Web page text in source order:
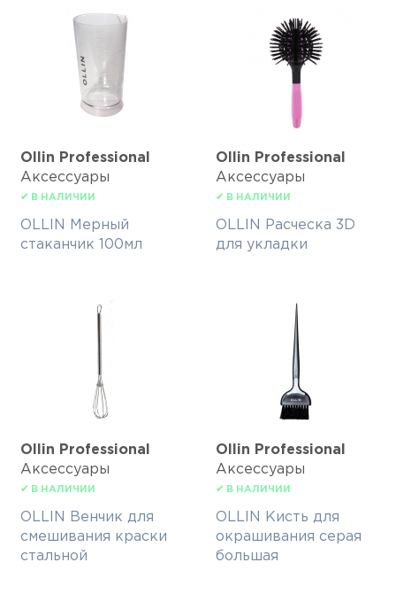
Ollin Professional
Аксессуары
✔ В НАЛИЧИИ
OLLIN Мерный
стаканчик 100мл
Ollin Professional
Аксессуары
✔ В НАЛИЧИИ
OLLIN Расческа 3D
для укладки
Ollin Professional
Аксессуары
✔ В НАЛИЧИИ
OLLIN Венчик для
смешивания краски
стальной
Ollin Professional
Аксессуары
✔ В НАЛИЧИИ
OLLIN Кисть для
окрашивания серая
большая